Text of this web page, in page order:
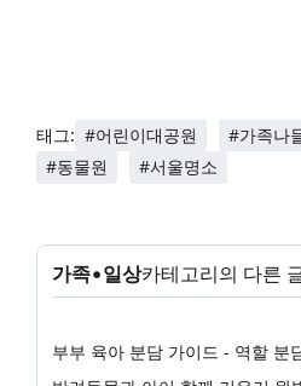
태그: #어린이대공원 #가족나
#동물원
#서울명소
가족•일상카테고리의 다른